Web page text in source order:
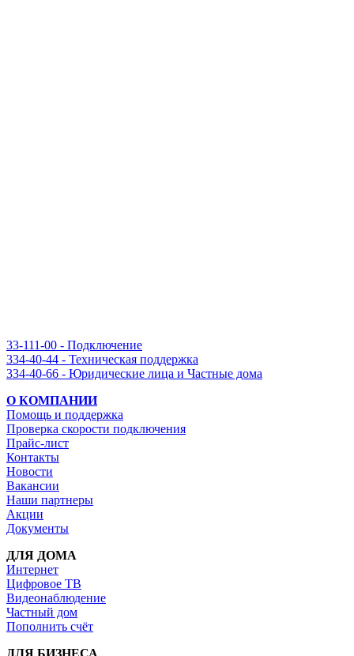
33-111-00 - Подключение
334-40-44 - Техническая поддержка
334-40-66 - Юридические лица и Частные дома
О КОМПАНИИ
Помощь и поддержка
Проверка скорости подключения
Прайс-лист
Контакты
Новости
Вакансии
Наши партнеры
Акции
Документы
ДЛЯ ДОМА
Интернет
Цифровое ТВ
Видеонаблюдение
Частный дом
Пополнить счёт
ДЛЯ БИЗНЕСА